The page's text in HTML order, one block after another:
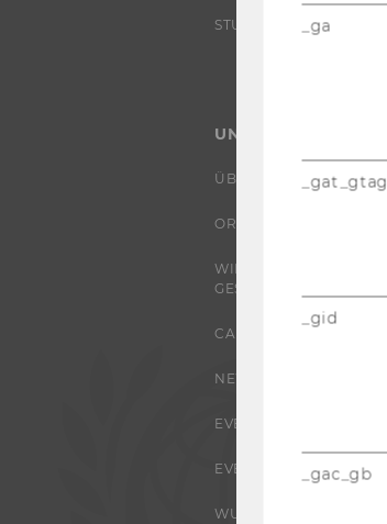
STUDENT CLUBS
UNIVERSITÄT
ÜBER DIE WU
ORGANISATION
WIRTSCHAFT UND
GESELLSCHAFT
CAMPUS
NEWS
EVENTS ARCHIV
EVENTS
WU FOUNDATION
_ga
_gat_gtag
_gid
_gac_gb